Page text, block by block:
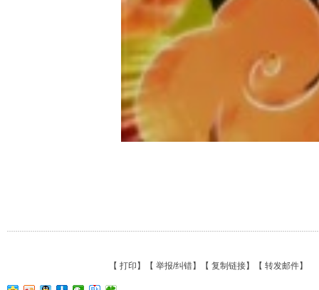
【 打印 】【 举报/纠错】【 复制链接】【 转发邮件】